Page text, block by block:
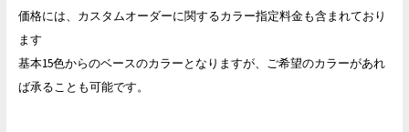
価格には、カスタムオーダーに関するカラー指定料金も含まれており
ます
基本15色からのベースのカラーとなりますが、ご希望のカラーがあれ
ば承ることも可能です。